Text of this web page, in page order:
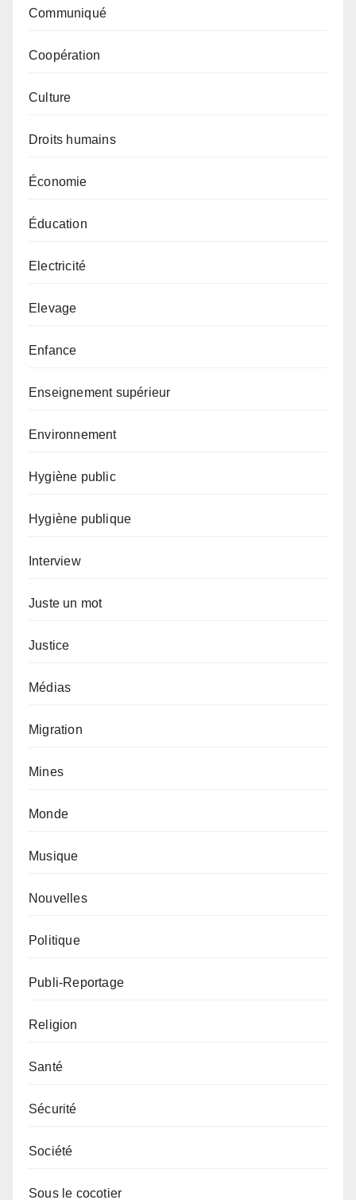
Communiqué
Coopération
Culture
Droits humains
Économie
Éducation
Electricité
Elevage
Enfance
Enseignement supérieur
Environnement
Hygiène public
Hygiène publique
Interview
Juste un mot
Justice
Médias
Migration
Mines
Monde
Musique
Nouvelles
Politique
Publi-Reportage
Religion
Santé
Sécurité
Société
Sous le cocotier